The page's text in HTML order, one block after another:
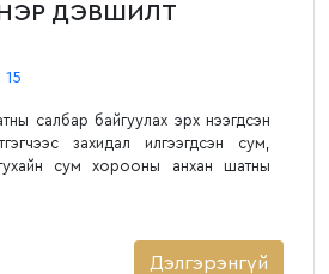
ДЭВШИЛТ
салбар байгуулах эрх нээгдсэн
захидал илгээгдсэн сум,
сум хорооны анхан шатны
Дэлгэрэнгүй